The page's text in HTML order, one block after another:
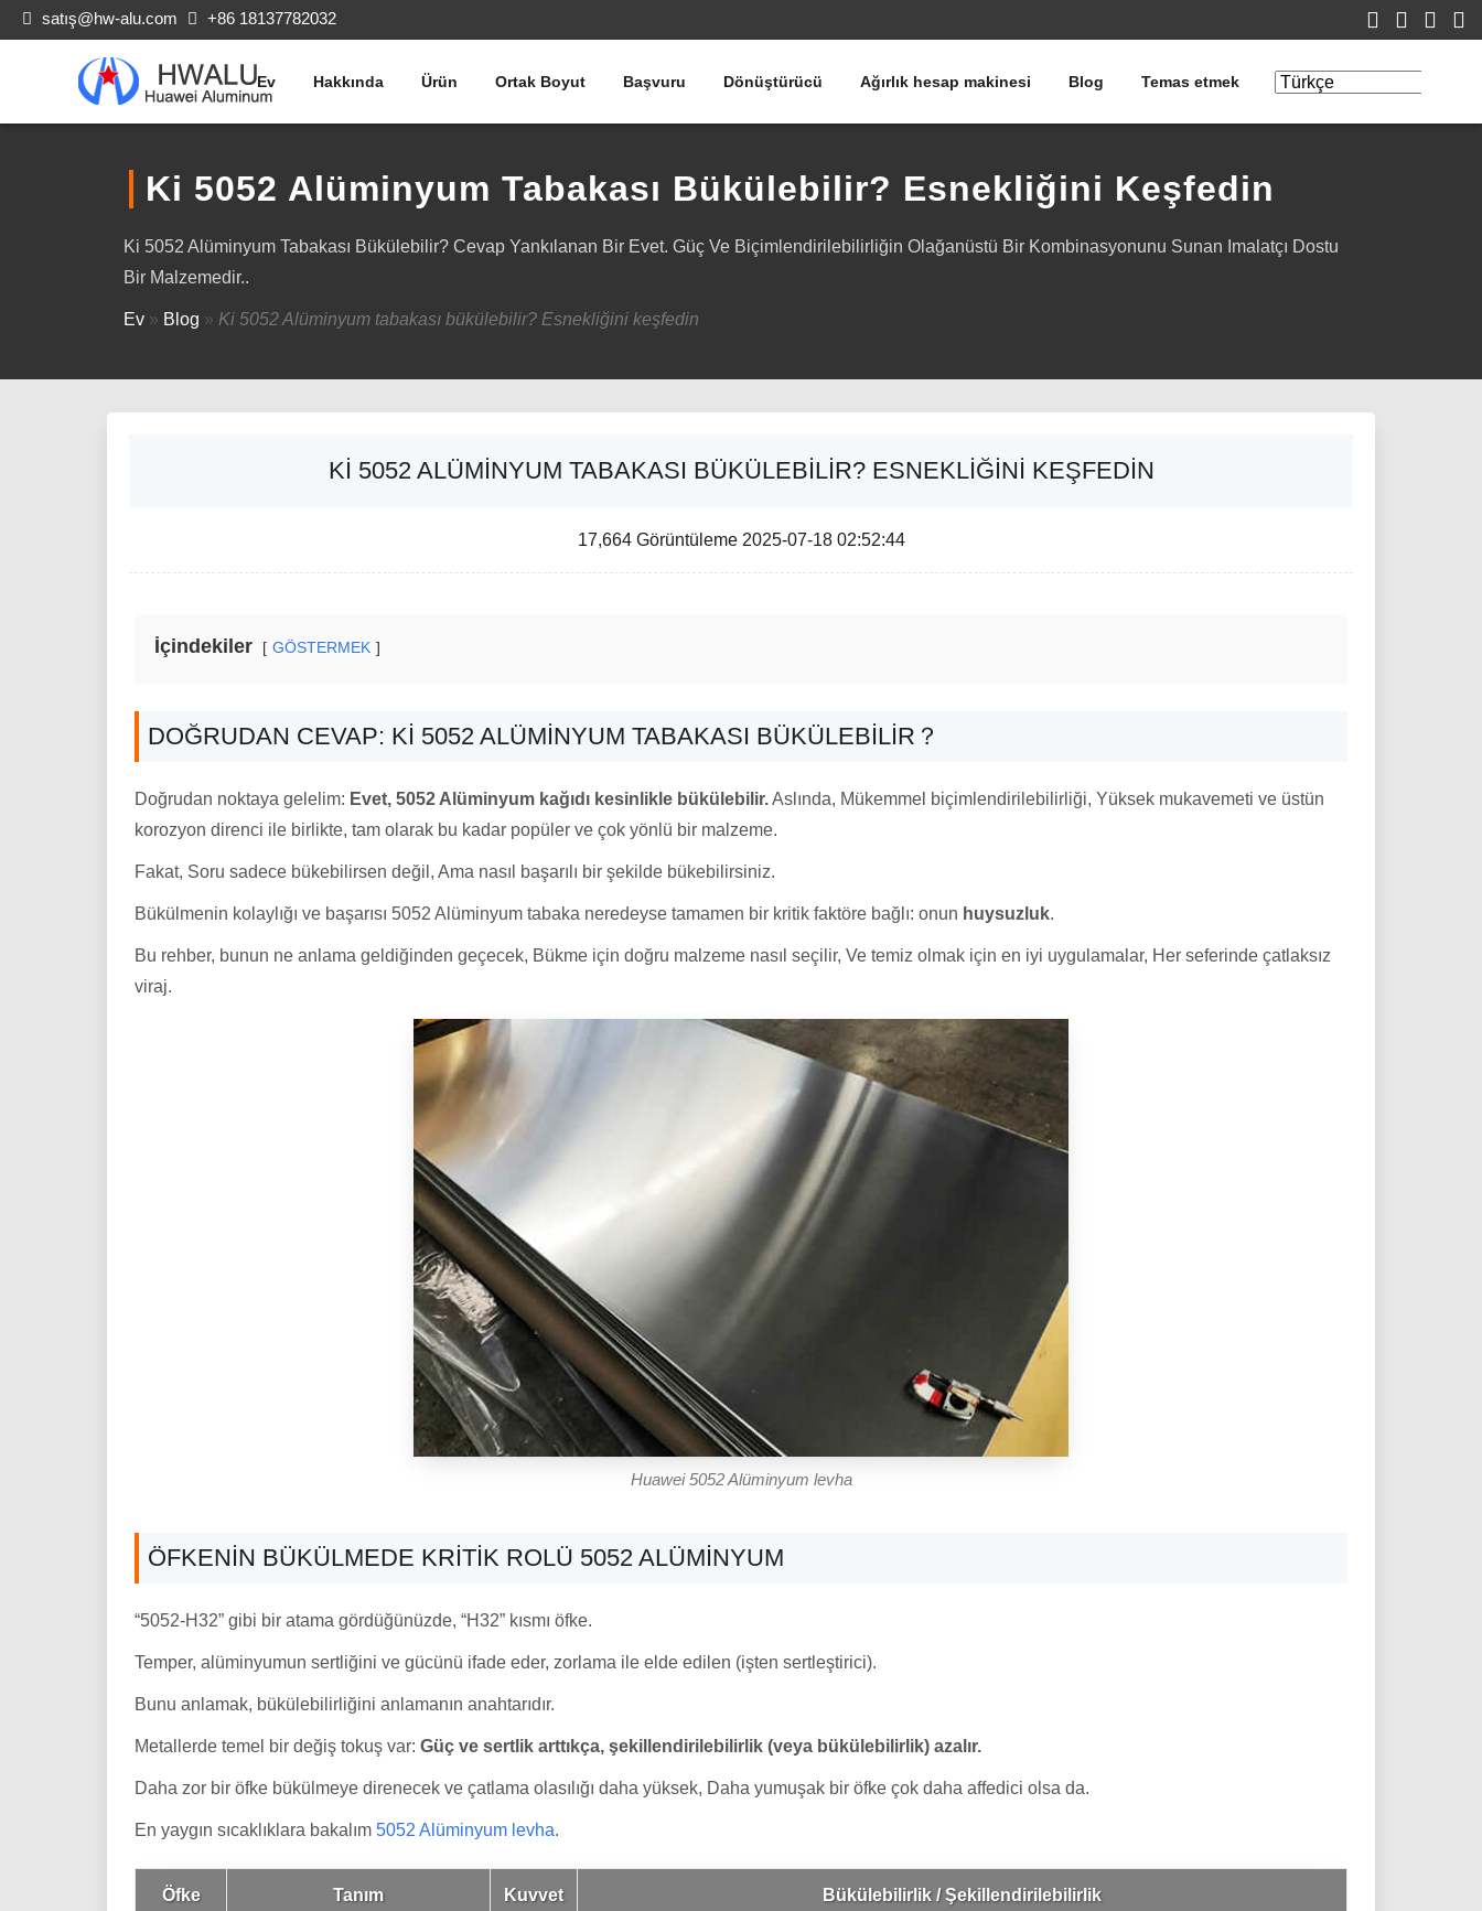
satış@hw-alu.com +86 18137782032
Ev Hakkında Ürün Ortak Boyut Başvuru Dönüştürücü Ağırlık hesap makinesi Blog Temas etmek
Ki 5052 Alüminyum Tabakası Bükülebilir? Esnekliğini Keşfedin
Ki 5052 Alüminyum Tabakası Bükülebilir? Cevap Yankılanan Bir Evet. Güç Ve Biçimlendirilebilirliğin Olağanüstü Bir Kombinasyonunu Sunan Imalatçı Dostu
Bir Malzemedir..
Ev » Blog » Ki 5052 Alüminyum tabakası bükülebilir? Esnekliğini keşfedin
KI 5052 ALÜMINYUM TABAKASI BÜKÜLEBILIR? ESNEKLIĞINI KEŞFEDIN
17,664 Görüntüleme 2025-07-18 02:52:44
İçindekiler GÖSTERMEK
DOĞRUDAN CEVAP: KI 5052 ALÜMINYUM TABAKASI BÜKÜLEBILIR？
Doğrudan noktaya gelelim: Evet, 5052 Alüminyum kağıdı kesinlikle bükülebilir.Aslında, Mükemmel biçimlendirilebilirliği, Yüksek mukavemeti ve üstün
korozyon direnci ile birlikte, tam olarak bu kadar popüler ve çok yönlü bir malzeme.
Fakat, Soru sadece bükebilirsen değil, Ama nasıl başarılı bir şekilde bükebilirsiniz.
Bükülmenin kolaylığı ve başarısı 5052 Alüminyum tabaka neredeyse tamamen bir kritik faktöre bağlı: onun huysuzluk.
Bu rehber, bunun ne anlama geldiğinden geçecek, Bükme için doğru malzeme nasıl seçilir, Ve temiz olmak için en iyi uygulamalar, Her seferinde çatlaksız
viraj.
Huawei 5052 Alüminyum levha
ÖFKENIN BÜKÜLMEDE KRITIK ROLÜ 5052 ALÜMINYUM
“5052-H32” gibi bir atama gördüğünüzde, “H32” kısmı öfke.
Temper, alüminyumun sertliğini ve gücünü ifade eder, zorlama ile elde edilen (işten sertleştirici).
Bunu anlamak, bükülebilirliğini anlamanın anahtarıdır.
Metallerde temel bir değiş tokuş var: Güç ve sertlik arttıkça, şekillendirilebilirlik (veya bükülebilirlik) azalır.
Daha zor bir öfke bükülmeye direnecek ve çatlama olasılığı daha yüksek, Daha yumuşak bir öfke çok daha affedici olsa da.
En yaygın sıcaklıklara bakalım 5052 Alüminyum levha.
Öfke Tanım Kuvvet Bükülebilirlik / Şekillendirilebilirlik